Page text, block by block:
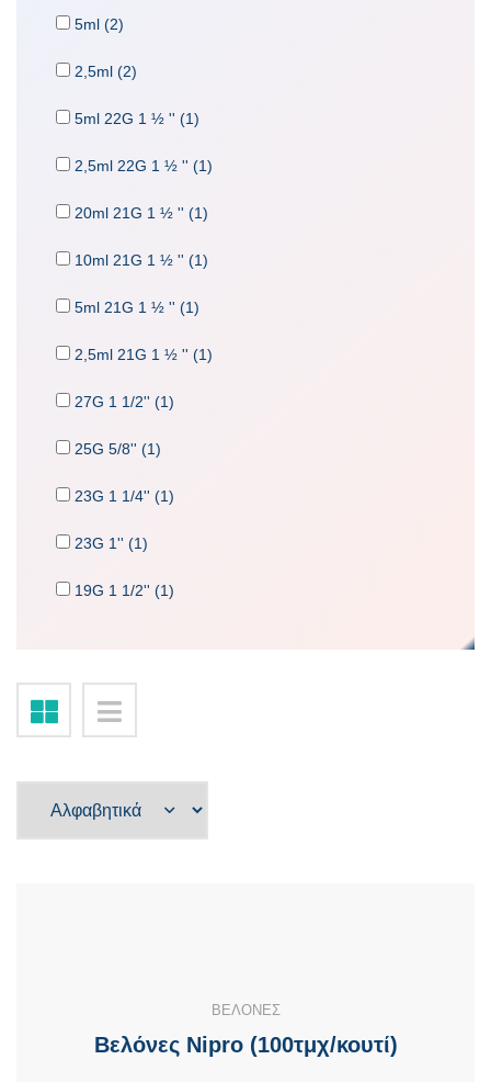
5ml (2)
2,5ml (2)
5ml 22G 1 ½ '' (1)
2,5ml 22G 1 ½ '' (1)
20ml 21G 1 ½ '' (1)
10ml 21G 1 ½ '' (1)
5ml 21G 1 ½ '' (1)
2,5ml 21G 1 ½ '' (1)
27G 1 1/2'' (1)
25G 5/8'' (1)
23G 1 1/4'' (1)
23G 1'' (1)
19G 1 1/2'' (1)
ΒΕΛΟΝΕΣ
Βελόνες Nipro (100τμχ/κουτί)